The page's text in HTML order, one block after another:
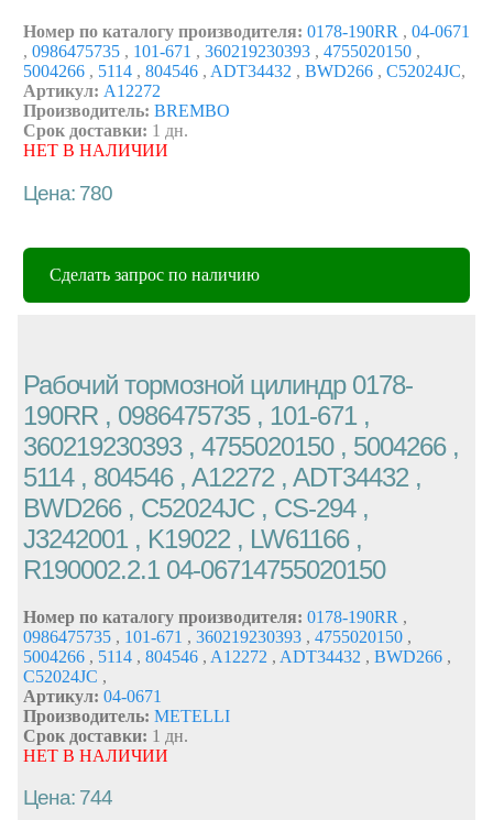
Номер по каталогу производителя: 0178-190RR , 04-0671
, 0986475735 , 101-671 , 360219230393 , 4755020150 ,
5004266 , 5114 , 804546 , ADT34432 , BWD266 , C52024JC,
Артикул: A12272
Производитель: BREMBO
Срок доставки: 1 дн.
НЕТ В НАЛИЧИИ
Цена: 780
Сделать запрос по наличию
Рабочий тормозной цилиндр 0178-
190RR , 0986475735 , 101-671 ,
360219230393 , 4755020150 , 5004266 ,
5114 , 804546 , A12272 , ADT34432 ,
BWD266 , C52024JC , CS-294 ,
J3242001 , K19022 , LW61166 ,
R190002.2.1 04-06714755020150
Номер по каталогу производителя: 0178-190RR ,
0986475735 , 101-671 , 360219230393 , 4755020150 ,
5004266 , 5114 , 804546 , A12272 , ADT34432 , BWD266 ,
C52024JC ,
Артикул: 04-0671
Производитель: METELLI
Срок доставки: 1 дн.
НЕТ В НАЛИЧИИ
Цена: 744